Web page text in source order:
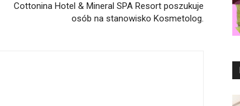
Cottonina Hotel & Mineral SPA Resort poszukuje
osób na stanowisko Kosmetolog.